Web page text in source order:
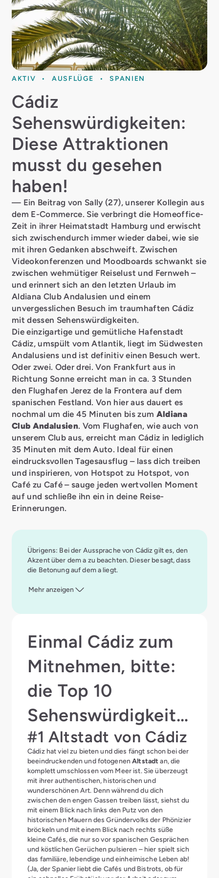
AKTIV AUSFLÜGE SPANIEN
Cádiz
Sehenswürdigkeiten:
Diese Attraktionen
musst du gesehen
haben!
— Ein Beitrag von Sally (27), unserer Kollegin aus
dem E-Commerce. Sie verbringt die Homeoffice-
Zeit in ihrer Heimatstadt Hamburg und erwischt
sich zwischendurch immer wieder dabei, wie sie
mit ihren Gedanken abschweift. Zwischen
Videokonferenzen und Moodboards schwankt sie
zwischen wehmütiger Reiselust und Fernweh –
und erinnert sich an den letzten Urlaub im
Aldiana Club Andalusien und einem
unvergesslichen Besuch im traumhaften Cádiz
mit dessen Sehenswürdigkeiten.
Die einzigartige und gemütliche Hafenstadt
Cádiz, umspült vom Atlantik, liegt im Südwesten
Andalusiens und ist definitiv einen Besuch wert.
Oder zwei. Oder drei. Von Frankfurt aus in
Richtung Sonne erreicht man in ca. 3 Stunden
den Flughafen Jerez de la Frontera auf dem
spanischen Festland. Von hier aus dauert es
nochmal um die 45 Minuten bis zum Aldiana
Club Andalusien. Vom Flughafen, wie auch von
unserem Club aus, erreicht man Cádiz in lediglich
35 Minuten mit dem Auto. Ideal für einen
eindrucksvollen Tagesausflug – lass dich treiben
und inspirieren, von Hotspot zu Hotspot, von
Café zu Café – sauge jeden wertvollen Moment
auf und schließe ihn ein in deine Reise-
Erinnerungen.
Übrigens: Bei der Aussprache von Cádiz gilt es, den
Akzent über dem a zu beachten. Dieser besagt, dass
die Betonung auf dem a liegt.
Mehr anzeigen
Einmal Cádiz zum
Mitnehmen, bitte:
die Top 10
Sehenswürdigkeite
n von Cádiz an
einem Tag erleben
#1 Altstadt von Cádiz
Cádiz hat viel zu bieten und dies fängt schon bei der
beeindruckenden und fotogenenAltstadtan, die
komplett umschlossen vom Meer ist. Sie überzeugt
mit ihrer authentischen, historischen und
wunderschönen Art. Denn während du dich
zwischen den engen Gassen treiben lässt, siehst du
mit einem Blick nach links den Putz von den
historischen Mauern des Gründervolks der Phönizier
bröckeln und mit einem Blick nach rechts süße
kleine Cafés, die nur so vor spanischen Gesprächen
und köstlichen Gerüchen pulsieren – hier spielt sich
das familiäre, lebendige und einheimische Leben ab!
(Ja, der Spanier liebt die Cafés und Bistrots, ob für